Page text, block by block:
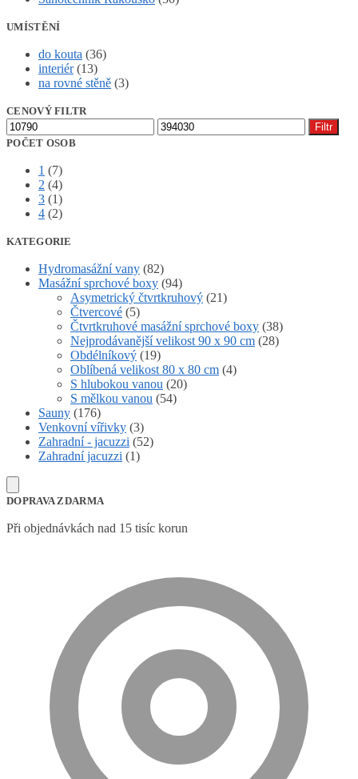
UMÍSTĚNÍ
do kouta (36)
interiér (13)
na rovné stěně (3)
CENOVÝ FILTR
Minimální
cena
Maximální
cena
Filtr
POČET OSOB
1 (7)
2 (4)
3 (1)
4 (2)
KATEGORIE
Hydromasážní vany (82)
Masážní sprchové boxy (94)
Asymetrický čtvrtkruhový (21)
Čtvercové (5)
Čtvrtkruhové masážní sprchové boxy (38)
Nejprodávanější velikost 90 x 90 cm (28)
Obdélníkový (19)
Oblíbená velikost 80 x 80 cm (4)
S hlubokou vanou (20)
S mělkou vanou (54)
Sauny (176)
Venkovní vířivky (3)
Zahradní - jacuzzi (52)
Zahradní jacuzzi (1)
DOPRAVA ZDARMA
Při objednávkách nad 15 tisíc korun